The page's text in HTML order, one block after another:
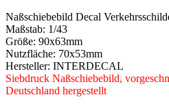
Naßschiebebild Decal
Maßstab: 1/43
Größe: 90x63mm
Nutzfläche: 70x53mm
Hersteller: INTERDECAL
Siebdruck Naßschiebebild,
Deutschland hergestellt